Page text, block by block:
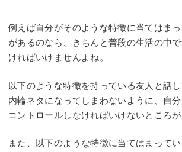
例えば自分がそのような特徴に当てはま
があるのなら、きちんと普段の生活の中
ければいけませんよね。
以下のような特徴を持っている友人と話し
内輪ネタになってしまわないように、自
コントロールしなければいけないところが
また、以下のような特徴に当てはまって